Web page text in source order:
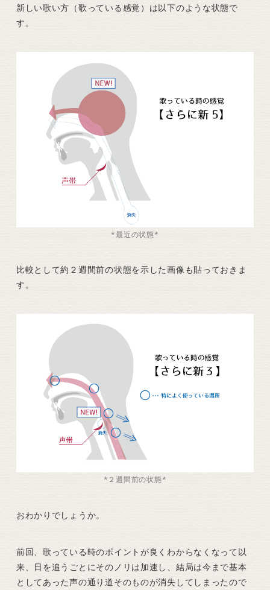
新しい歌い方（歌っている感覚）は以下のような状態で
す。
*最近の状態*
比較として約２週間前の状態を示した画像も貼っておきま
す。
*２週間前の状態*
おわかりでしょうか。
前回、歌っている時のポイントが良くわからなくなって以
来、日を追うごとにそのノリは加速し、結局は今まで基本
としてあった声の通り道そのものが消失してしまったので